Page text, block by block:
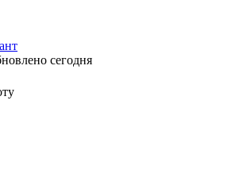
сегодня